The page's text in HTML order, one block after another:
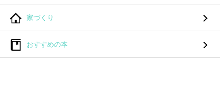
家づくり
おすすめの本